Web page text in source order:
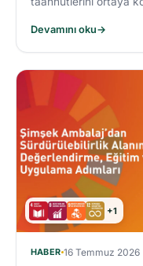
olan bağlılığını ortaya
Devamını oku→
+1
HABER 16 Temmuz 2026